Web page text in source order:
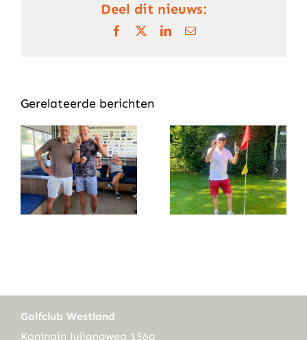
Deel dit nieuws:
Facebook LinkedIn
E-
Gerelateerde berichten
Golfclub Westland
Koningin Julianaweg 156a